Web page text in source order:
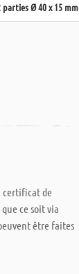
Ø 40 x 15 mm
certificat de
ce soit via
être faites